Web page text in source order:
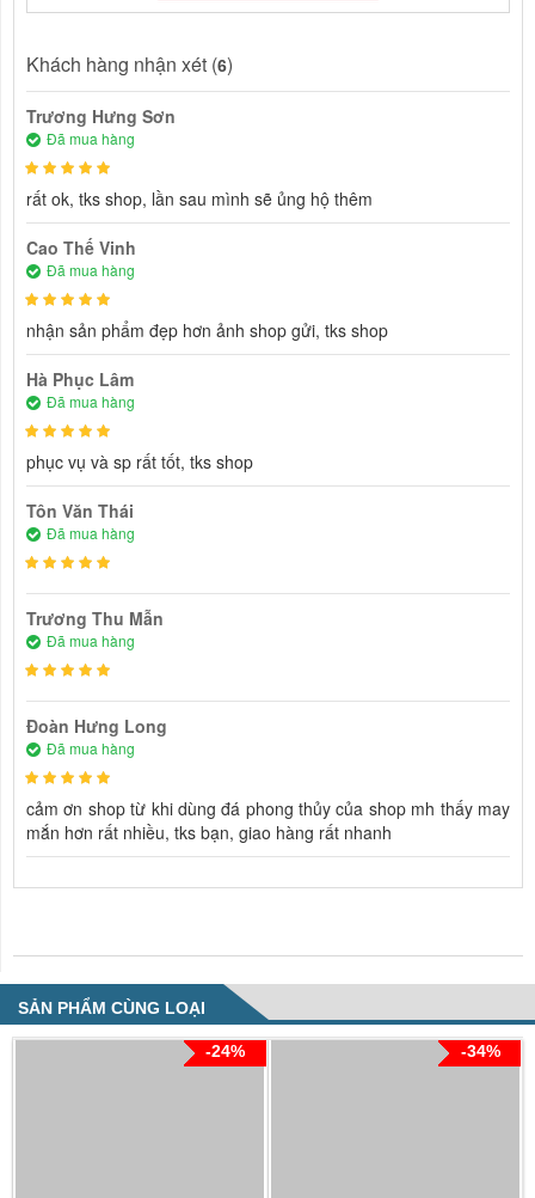
Khách hàng nhận xét (6)
Trương Hưng Sơn
Đã mua hàng
rất ok, tks shop, lần sau mình sẽ ủng hộ thêm
Cao Thế Vinh
Đã mua hàng
nhận sản phẩm đẹp hơn ảnh shop gửi, tks shop
Hà Phục Lâm
Đã mua hàng
phục vụ và sp rất tốt, tks shop
Tôn Văn Thái
Đã mua hàng
Trương Thu Mẫn
Đã mua hàng
Đoàn Hưng Long
Đã mua hàng
cảm ơn shop từ khi dùng đá phong thủy của shop mh thấy may
mắn hơn rất nhiều, tks bạn, giao hàng rất nhanh
SẢN PHẨM CÙNG LOẠI
-24% -34%